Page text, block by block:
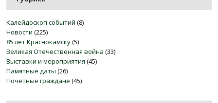
Калейдоскоп событий (8)
Новости (225)
85 лет Краснокамску(5)
Великая Отечественная война (33)
Выставки и мероприятия (45)
Памятные даты (26)
Почетные граждане (45)